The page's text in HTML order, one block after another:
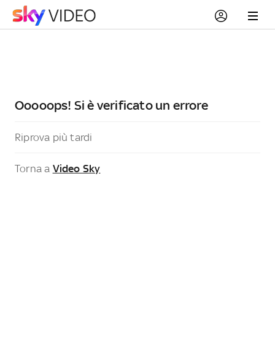
Ooooops! Si è verificato un errore
Riprova più tardi
Torna a Video Sky